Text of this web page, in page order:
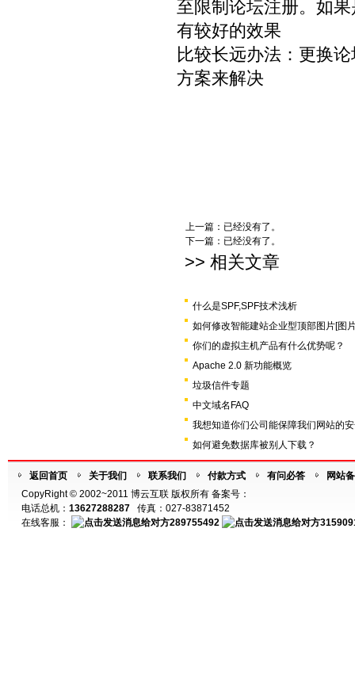
至限制论坛注册。如
有较好的效果
比较长远办法：更换
方案来解决
上一篇：已经没有了。
下一篇：已经没有了。
>> 相关文章
什么是SPF,SPF技术浅析
如何修改智能建站企业型顶部图片[图
你们的虚拟主机产品有什么优势呢？
Apache 2.0 新功能概览
垃圾信件专题
中文域名FAQ
我想知道你们公司能保障我们网站的
如何避免数据库被别人下载？
返回首页 关于我们 联系我们 付款方式 有问必答
网站
CopyRight © 2002~2011 博云互联 版权所有 备案号：
电话总机： 13627288287 传真：027-83871452
在线客服：
289755492